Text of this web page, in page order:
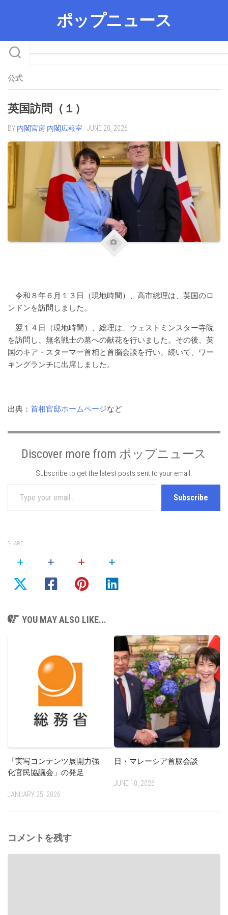
ポップニュース
公式
英国訪問（１）
BY 内閣官房 内閣広報室 · JUNE 20, 2026
令和８年６月１３日（現地時間）、高市総理は、英国のロ
ンドンを訪問しました。
翌１４日（現地時間）、総理は、ウェストミンスター寺院
を訪問し、無名戦士の墓への献花を行いました。その後、英
国のキア・スターマー首相と首脳会談を行い、続いて、ワー
キングランチに出席しました。
出典： 首相官邸ホームページなど
Discover more from ポップニュース
Subscribe to get the latest posts sent to your email.
Type your email…
Subscribe
SHARE
YOU MAY ALSO LIKE...
「実写コンテンツ展開力強
化官民協議会」の発足
JANUARY 25, 2026
日・マレーシア首脳会談
JUNE 10, 2026
コメントを残す